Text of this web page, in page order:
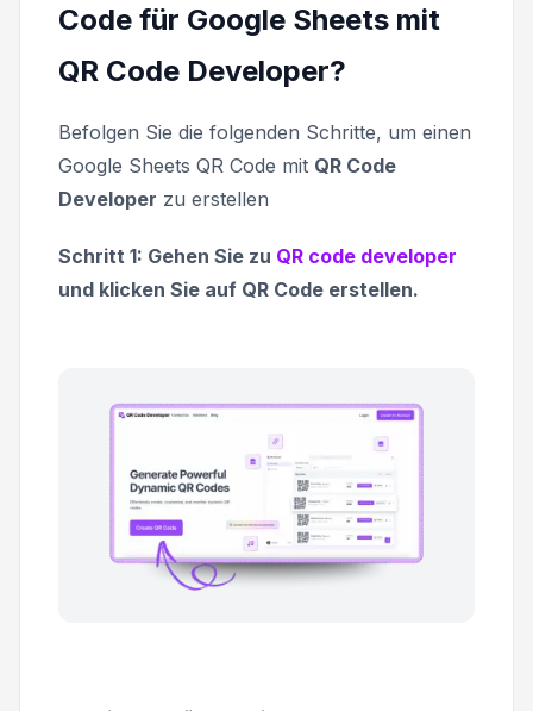
Code für Google Sheets mit
QR Code Developer?
Befolgen Sie die folgenden Schritte, um einen
Google Sheets QR Code mit QR Code
Developer zu erstellen
Schritt 1: Gehen Sie zu QR code developer
und klicken Sie auf QR Code erstellen.